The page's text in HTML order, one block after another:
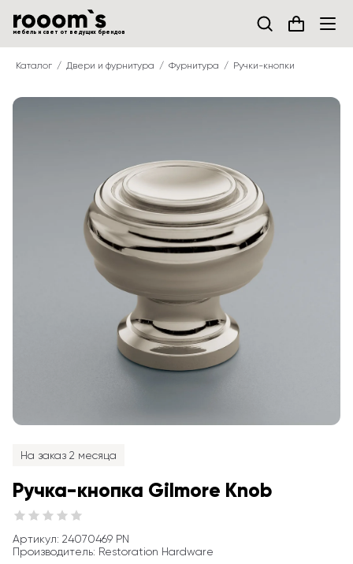
мебель и свет от ведущих брендов
Каталог Двери и фурнитура Фурнитура Ручки-кнопки
На заказ 2 месяца
Ручка-кнопка Gilmore Knob
Артикул: 24070469 PN
Производитель: Restoration Hardware